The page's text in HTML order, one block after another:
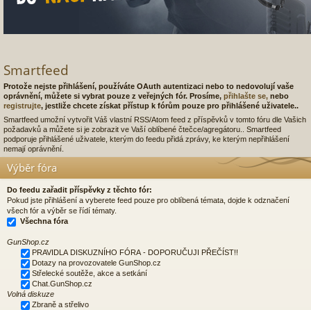
Smartfeed
Protože nejste přihlášení, používáte OAuth autentizaci nebo to nedovolují vaše
oprávnění, můžete si vybrat pouze z veřejných fór. Prosíme, přihlašte se, nebo
registrujte, jestliže chcete získat přístup k fórům pouze pro přihlášené uživatele..
Smartfeed umožní vytvořit Váš vlastní RSS/Atom feed z příspěvků v tomto fóru dle Vašich
požadavků a můžete si je zobrazit ve Vaší oblíbené čtečce/agregátoru.. Smartfeed
podporuje přihlášené uživatele, kterým do feedu přidá zprávy, ke kterým nepřihlášení
nemají oprávnění.
Výběr fóra
Do feedu zařadit příspěvky z těchto fór:
Pokud jste přihlášení a vyberete feed pouze pro oblíbená témata, dojde k odznačení
všech fór a výběr se řídí tématy.
Všechna fóra
GunShop.cz
PRAVIDLA DISKUZNÍHO FÓRA - DOPORUČUJI PŘEČÍST!!
Dotazy na provozovatele GunShop.cz
Střelecké soutěže, akce a setkání
Chat.GunShop.cz
Volná diskuze
Zbraně a střelivo